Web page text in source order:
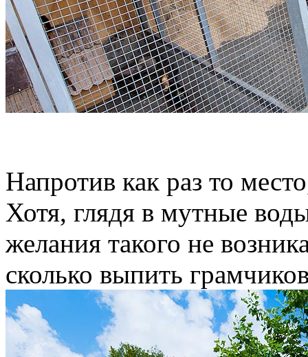
Напротив как раз то
Хотя, глядя в мутные
желания такого не
сколько выпить